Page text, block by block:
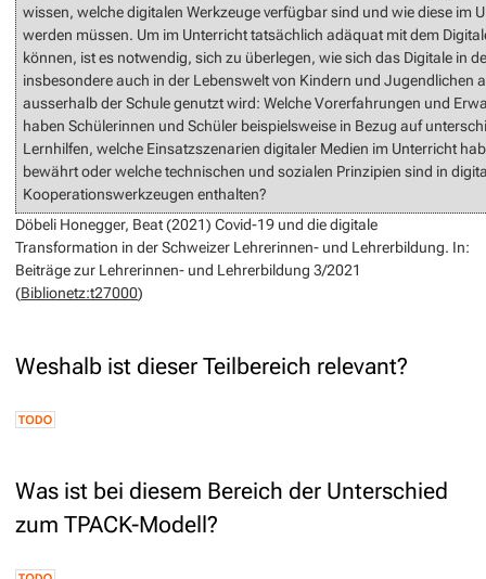
wissen, welche digitalen Werkzeuge verfügbar sind und wie diese im
werden müssen. Um im Unterricht tatsächlich adäquat mit dem
können, ist es notwendig, sich zu überlegen, wie sich das Digitale in
insbesondere auch in der Lebenswelt von Kindern und Jugendlichen
ausserhalb der Schule genutzt wird: Welche Vorerfahrungen und
haben Schülerinnen und Schüler beispielsweise in Bezug auf
Lernhilfen, welche Einsatzszenarien digitaler Medien im Unterricht
bewährt oder welche technischen und sozialen Prinzipien sind in
Kooperationswerkzeugen enthalten?
Döbeli Honegger, Beat (2021) Covid-19 und die digitale
Transformation in der Schweizer Lehrerinnen- und Lehrerbildung. In:
Beiträge zur Lehrerinnen- und Lehrerbildung 3/2021
(Biblionetz:t27000)
Weshalb ist dieser Teilbereich relevant?
Was ist bei diesem Bereich der Unterschied
zum TPACK-Modell?